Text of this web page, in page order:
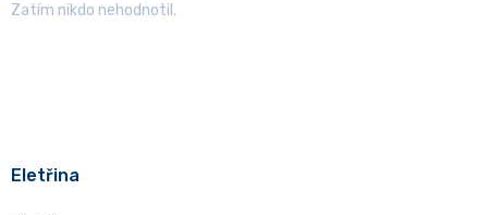
Zatím nikdo nehodnotil.
Eletřina